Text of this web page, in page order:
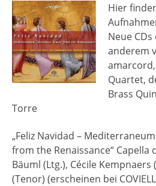
Hier
Neue
anderem
Quartet,
Brass
Torre
„Feliz Navidad –
from the Renaissance“ Capella
Bäuml (Ltg.), Cécile Kempnaers
(Tenor) (erscheinen bei